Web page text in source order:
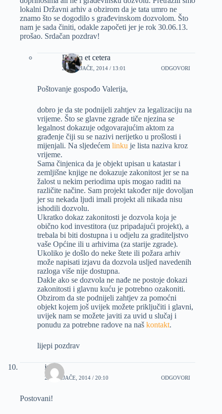
lokalni Državni arhiv a obzirom da je tata umro ne
znamo što se dogodilo s građevinskom dozvolom. Što
nam je sada činiti, odakle započeti jer je rok 30.06.13.
prošao. Srdačan pozdrav!
Dizajn et cetera
25 VELJAČE, 2014 / 13:01 ODGOVORI
Poštovanje gospođo Valerija,
dobro je da ste podnijeli zahtjev za legalizaciju na
vrijeme. Što se glavne zgrade tiče njezina se
legalnost dokazuje odgovarajućim aktom za
građenje čiji su se nazivi nerijetko u prošlosti i
mijenjali. Na sljedećem linku je lista naziva kroz
vrijeme.
Sama činjenica da je objekt upisan u katastar i
zemljišne knjige ne dokazuje zakonitost jer se na
žalost u nekim periodima upis mogao raditi na
različite načine. Sam projekt također nije dovoljan
jer su nekada ljudi imali projekt ali nikada nisu
ishodili dozvolu.
Ukratko dokaz zakonitosti je dozvola koja je
obično kod investitora (uz pripadajući projekt), a
trebala bi biti dostupna i u odjelu za graditeljstvo
vaše Općine ili u arhivima (za starije zgrade).
Ukoliko je došlo do neke štete ili požara arhiv
može napisati izjavu da dozvola usljed navedenih
razloga više nije dostupna.
Dakle ako se dozvola ne nađe ne postoje dokazi
zakonitosti i glavnu kuću je potrebno ozakoniti.
Obzirom da ste podnijeli zahtjev za pomoćni
objekt kojem još uvijek možete priključiti i glavni,
uvijek nam se možete javiti za uvid u slučaj i
ponudu za potrebne radove na naš kontakt.
lijepi pozdrav
ivan
28 VELJAČE, 2014 / 20:10 ODGOVORI
Postovani!